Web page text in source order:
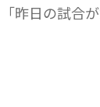
「昨日の試合